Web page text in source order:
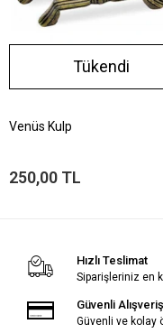
Tükendi
Venüs Kulp
250,00 TL
Hızlı Teslimat
Siparişleriniz en
Güvenli Alışveriş
Güvenli ve kolay